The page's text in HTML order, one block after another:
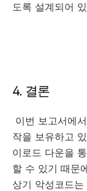
도록 설계되어
4. 결론
이번 보고서에
작을 보유하고
이로드 다운을
할 수 있기 때문
상기 악성코드